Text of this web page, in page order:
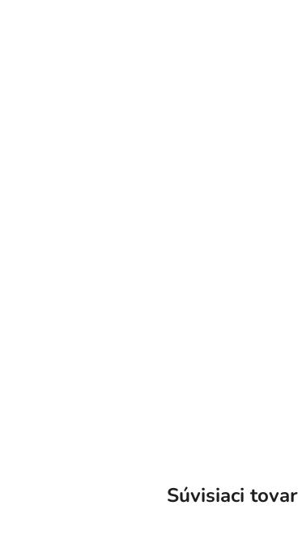
Súvisiaci tovar